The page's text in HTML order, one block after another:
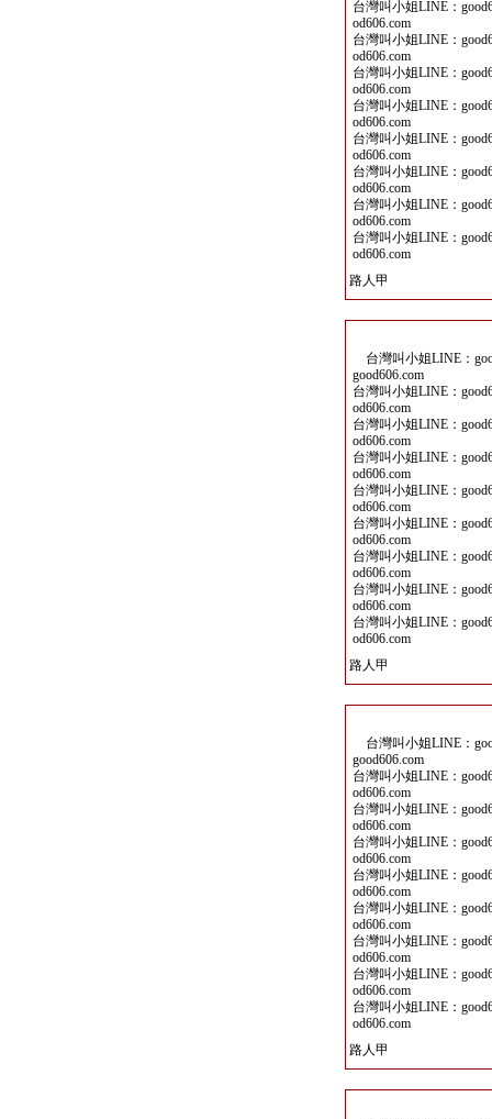
台灣叫小姐LINE：
od606.com
台灣叫小姐LINE：
od606.com
台灣叫小姐LINE：
od606.com
台灣叫小姐LINE：
od606.com
台灣叫小姐LINE：
od606.com
台灣叫小姐LINE：
od606.com
台灣叫小姐LINE：
od606.com
台灣叫小姐LINE：
od606.com
路人甲
台灣叫小姐LINE：
good606.com
台灣叫小姐LINE：
od606.com
台灣叫小姐LINE：
od606.com
台灣叫小姐LINE：
od606.com
台灣叫小姐LINE：
od606.com
台灣叫小姐LINE：
od606.com
台灣叫小姐LINE：
od606.com
台灣叫小姐LINE：
od606.com
台灣叫小姐LINE：
od606.com
路人甲
台灣叫小姐LINE：
good606.com
台灣叫小姐LINE：
od606.com
台灣叫小姐LINE：
od606.com
台灣叫小姐LINE：
od606.com
台灣叫小姐LINE：
od606.com
台灣叫小姐LINE：
od606.com
台灣叫小姐LINE：
od606.com
台灣叫小姐LINE：
od606.com
台灣叫小姐LINE：
od606.com
路人甲